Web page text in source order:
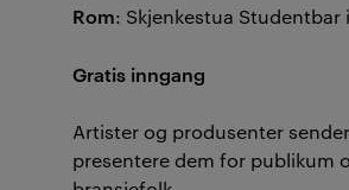
Rom: Skjenkestua Studentbar
Gratis inngang
Artister og produsenter
presentere dem for publikum